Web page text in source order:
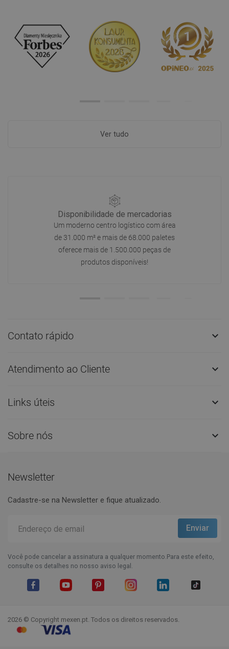
Ver tudo
Disponibilidade de mercadorias
Um moderno centro logístico com área
de 31.000 m² e mais de 68.000 paletes
oferece mais de 1.500.000 peças de
produtos disponíveis!
Contato rápido 
Atendimento ao Cliente 
Links úteis 
Sobre nós 
Newsletter
Cadastre-se na Newsletter e fique atualizado.
Você pode cancelar a assinatura a qualquer momento.Para este efeito,
consulte os detalhes no nosso aviso legal.
2026 © Copyright mexen.pt. Todos os direitos reservados.